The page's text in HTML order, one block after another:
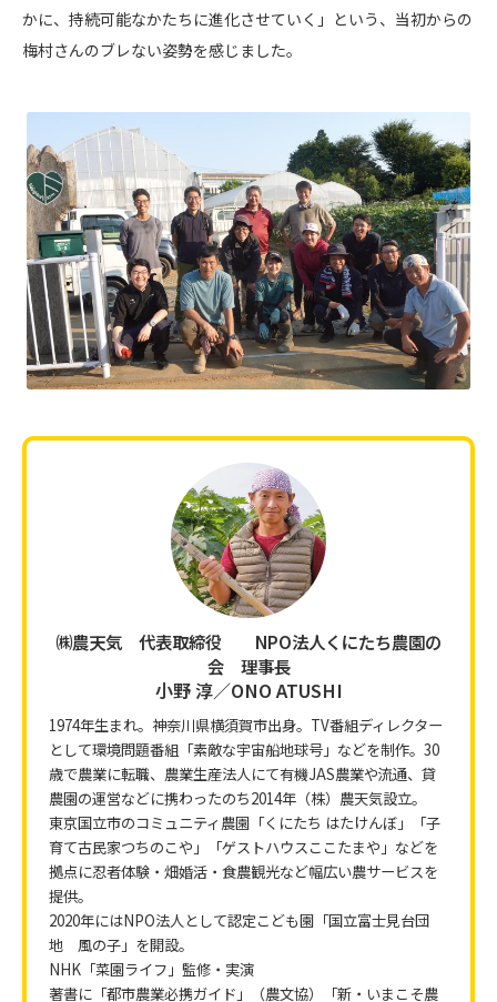
かに、持続可能なかたちに進化させていく」という、当初からの
梅村さんのブレない姿勢を感じました。
㈱農天気 代表取締役 NPO法人くにたち農園の
会 理事長
小野 淳／ONO ATUSHI
1974年生まれ。神奈川県横須賀市出身。TV番組ディレクター
として環境問題番組「素敵な宇宙船地球号」などを制作。30
歳で農業に転職、農業生産法人にて有機JAS農業や流通、貸
農園の運営などに携わったのち2014年（株）農天気設立。
東京国立市のコミュニティ農園「くにたち はたけんぼ」「子
育て古民家つちのこや」「ゲストハウスここたまや」などを
拠点に忍者体験・畑婚活・食農観光など幅広い農サービスを
提供。
2020年にはNPO法人として認定こども園「国立富士見台団
地 風の子」を開設。
NHK「菜園ライフ」監修・実演
著書に「都市農業必携ガイド」（農文協）「新・いまこそ農